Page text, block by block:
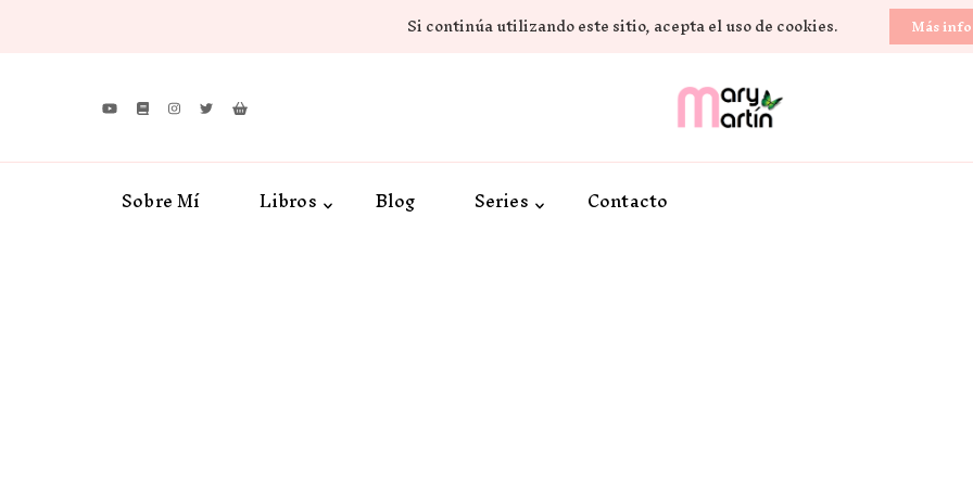
Si continúa utilizando este sitio, acepta el uso de cookies. Más
Novela Romántica y Lifestyle
Sobre Mí Libros Blog Series Contacto